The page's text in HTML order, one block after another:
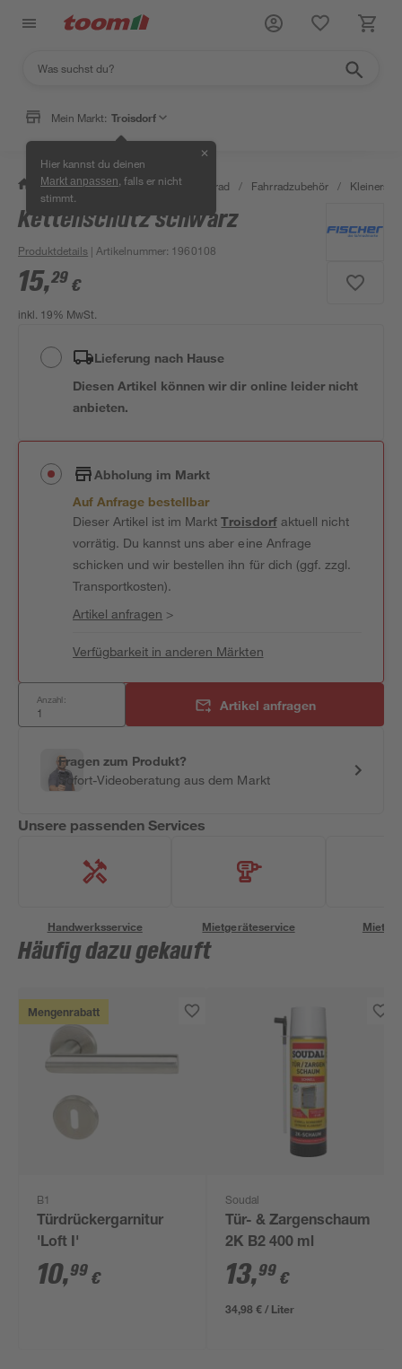
Mein Markt: Troisdorf
Hier kannst du deinen
Markt anpassen , falls er nicht
stimmt.
✕
/ Garten & Freizeit / Auto & Fahrrad / Fahrradzubehör /
Kettenschutz schwarz
Produktdetails | Artikelnummer: 1960108
15,29 €
inkl. 19% MwSt.
Lieferung nach Hause
Diesen Artikel können wir dir online leider nicht
anbieten.
Abholung im Markt
Auf Anfrage bestellbar
Dieser Artikel ist im MarktTroisdorfaktuell nicht
vorrätig. Du kannst uns aber eine Anfrage
schicken und wir bestellen ihn für dich (ggf. zzgl.
Transportkosten).
Artikel anfragen >
Verfügbarkeit in anderen Märkten
Anzahl: Artikel anfragen
Fragen zum Produkt?
Sofort-Videoberatung aus dem Markt
Unsere passenden Services
Handwerksservice Mietgeräteservice
Häufig dazu gekauft
Mengenrabatt
B1
Türdrückergarnitur
'Loft I'
10,99 €
Soudal
Tür- & Zargenschaum
2K B2 400 ml
13,99 €
34,98 € / Liter